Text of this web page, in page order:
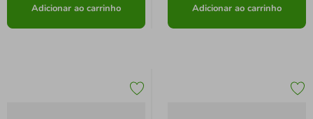
Adicionar ao carrinho Adicionar ao carrinho